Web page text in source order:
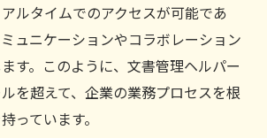
ルタイムでのアクセスが可能であ
ュニケーションやコラボレーション
す。このように、文書管理ヘルパー
を超えて、企業の業務プロセスを根
っています。